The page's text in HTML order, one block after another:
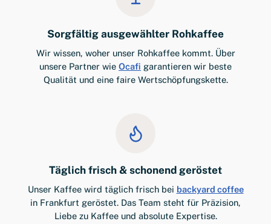
Sorgfältig ausgewählter Rohkaffee
Wir wissen, woher unser Rohkaffee kommt. Über
unsere Partner wie Ocafi garantieren wir beste
Qualität und eine faire Wertschöpfungskette.
Täglich frisch & schonend geröstet
Unser Kaffee wird täglich frisch bei backyard coffee
in Frankfurt geröstet. Das Team steht für Präzision,
Liebe zu Kaffee und absolute Expertise.